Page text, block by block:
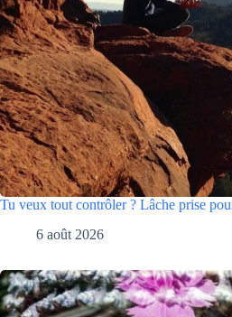
Tu veux tout contrôler ? Lâche prise
6 août 2026